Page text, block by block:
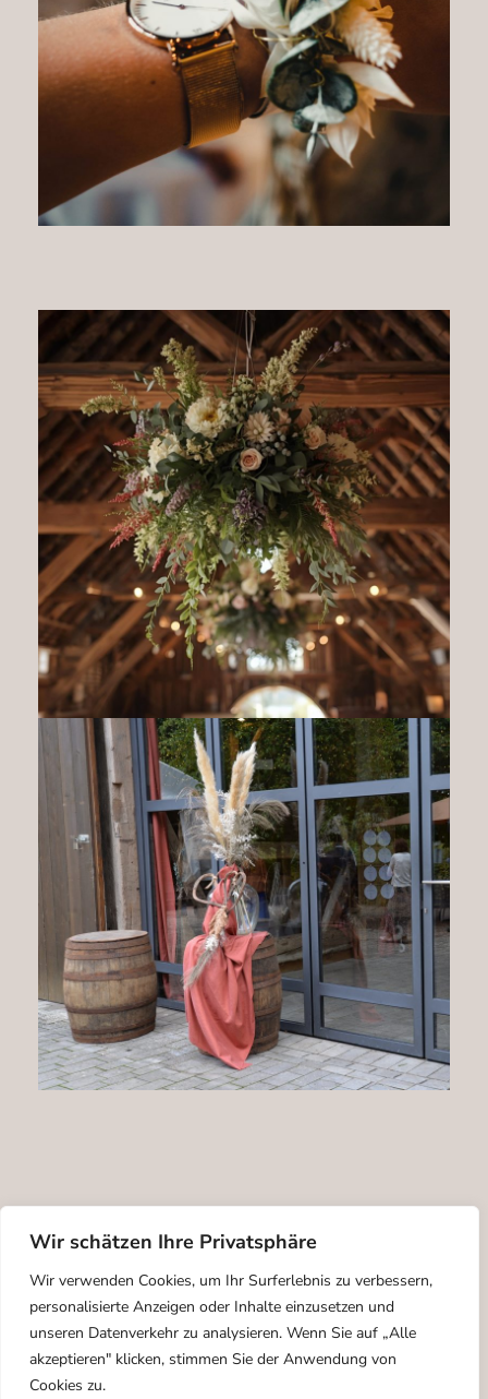
Wir schätzen Ihre Privatsphäre
Wir verwenden Cookies, um Ihr Surferlebnis zu verbessern,
personalisierte Anzeigen oder Inhalte einzusetzen und
unseren Datenverkehr zu analysieren. Wenn Sie auf „Alle
akzeptieren" klicken, stimmen Sie der Anwendung von
Cookies zu.